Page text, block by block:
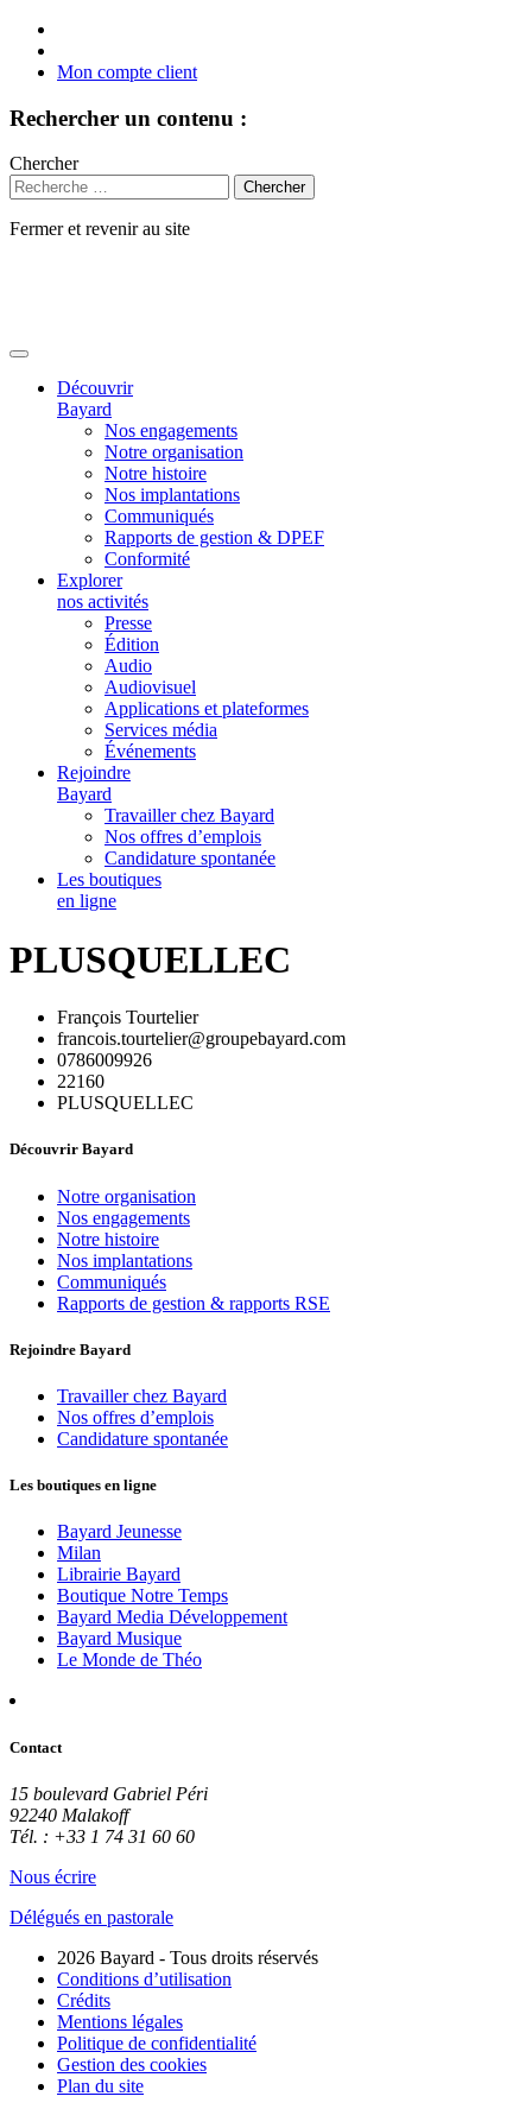
Mon compte client
Rechercher un contenu :
Chercher
Fermer et revenir au site
Découvrir
Bayard
Nos engagements
Notre organisation
Notre histoire
Nos implantations
Communiqués
Rapports de gestion & DPEF
Conformité
Explorer
nos activités
Presse
Édition
Audio
Audiovisuel
Applications et plateformes
Services média
Événements
Rejoindre
Bayard
Travailler chez Bayard
Nos offres d’emplois
Candidature spontanée
Les boutiques
en ligne
PLUSQUELLEC
François Tourtelier
francois.tourtelier@groupebayard.com
0786009926
22160
PLUSQUELLEC
Découvrir Bayard
Notre organisation
Nos engagements
Notre histoire
Nos implantations
Communiqués
Rapports de gestion & rapports RSE
Rejoindre Bayard
Travailler chez Bayard
Nos offres d’emplois
Candidature spontanée
Les boutiques en ligne
Bayard Jeunesse
Milan
Librairie Bayard
Boutique Notre Temps
Bayard Media Développement
Bayard Musique
Le Monde de Théo
Contact
15 boulevard Gabriel Péri
92240 Malakoff
Tél. : +33 1 74 31 60 60
Nous écrire
Délégués en pastorale
2026 Bayard - Tous droits réservés
Conditions d’utilisation
Crédits
Mentions légales
Politique de confidentialité
Gestion des cookies
Plan du site